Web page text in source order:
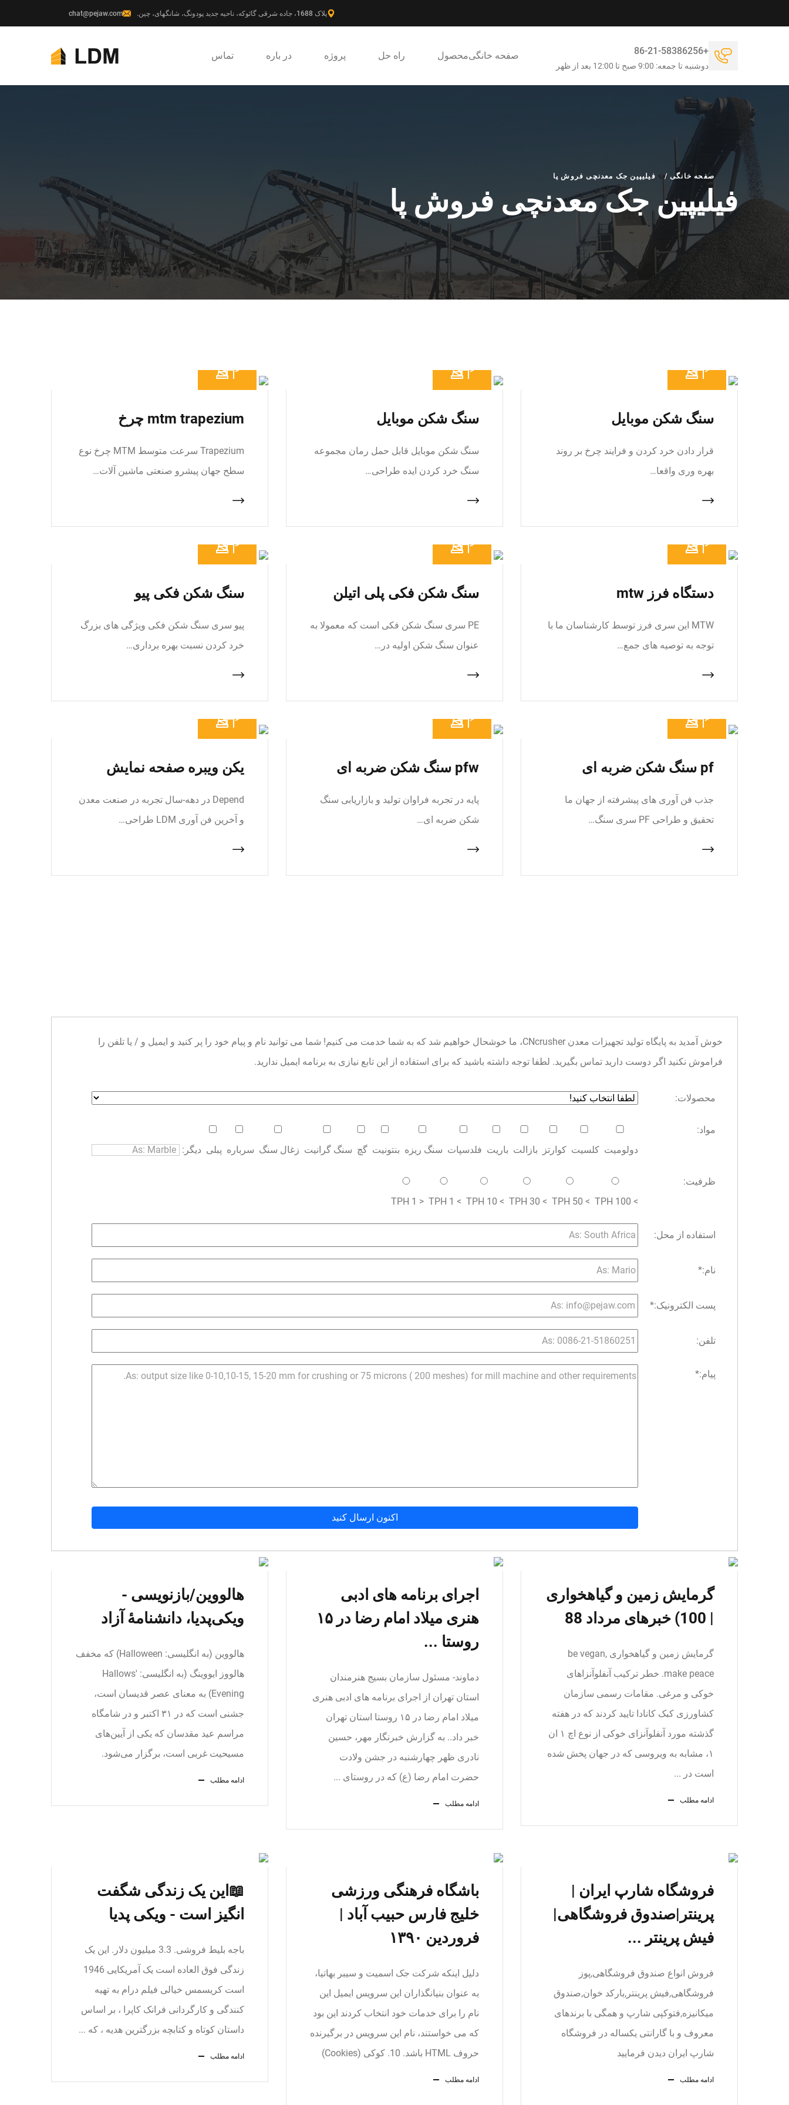
پلاک 1688، جاده شرقی گائوکه، ناحیه جدید پودونگ، شانگهای، چین. chat@pejaw.com
صفحه خانگیمحصول راه حل پروژه در باره تماس +86-21-58386256
دوشنبه تا جمعه: 9:00 صبح تا 12:00 بعد از ظهر
صفحه خانگی / فیلیپین جک معدنچی فروش پا
فیلیپین جک معدنچی فروش پا
سنگ شکن موبایل
قرار دادن خرد کردن و فرایند چرخ بر روند
بهره وری واقعا…
سنگ شکن موبایل
سنگ شکن موبایل قابل حمل رمان مجموعه
سنگ خرد کردن ایده طراحی…
mtm trapezium چرخ
Trapezium سرعت متوسط MTM چرخ نوع
سطح جهان پیشرو صنعتی ماشین آلات…
دستگاه فرز mtw
MTW این سری فرز توسط کارشناسان ما با
توجه به توصیه های جمع…
سنگ شکن فکی پلی اتیلن
PE سری سنگ شکن فکی است که معمولا به
عنوان سنگ شکن اولیه در…
سنگ شکن فکی پیو
پیو سری سنگ شکن فکی ویژگی های بزرگ
خرد کردن نسبت بهره برداری…
pf سنگ شکن ضربه ای
جذب فن آوری های پیشرفته از جهان ما
تحقیق و طراحی PF سری سنگ…
pfw سنگ شکن ضربه ای
پایه در تجربه فراوان تولید و بازاریابی سنگ
شکن ضربه ای…
یکن ویبره صفحه نمایش
Depend در دهه-سال تجربه در صنعت معدن
و آخرین فن آوری LDM طراحی…
خوش آمدید به پایگاه تولید تجهیزات معدن CNcrusher، ما خوشحال خواهیم شد که به شما خدمت می کنیم! شما می توانید نام و پیام خود را پر کنید و ایمیل و / یا تلفن را
فراموش نکنید اگر دوست دارید تماس بگیرید. لطفا توجه داشته باشید که برای استفاده از این تابع نیازی به برنامه ایمیل ندارید.
محصولات:
مواد:
دولومیت کلسیت کوارتز بازالت باریت فلدسپات سنگ ریزه بنتونیت گچ سنگ گرانیت زغال سنگ سرباره پبلی دیگر:
ظرفیت:
> 100 TPH
> 50 TPH
> 30 TPH
> 10 TPH
> 1 TPH
< 1 TPH
استفاده از محل:
نام:*
پست الکترونیک:*
تلفن:
پیام:*
گرمایش زمین و گیاهخواری
| 100) خبرهای مرداد 88
گرمایش زمین و گیاهخواری be vegan,
make peace. خطر ترکیب آنفلوآنزاهای
خوکی و مرغی. مقامات رسمی سازمان
کشاورزی کبک کانادا تایید کردند که در هفته
گذشته مورد آنفلوآنزای خوکی از نوع اچ ۱ ان
۱، مشابه به ویروسی که در جهان پخش شده
است در ...
ادامه مطلب
اجرای برنامه های ادبی
هنری میلاد امام رضا در ۱۵
روستا ...
دماوند- مسئول سازمان بسیج هنرمندان
استان تهران از اجرای برنامه های ادبی هنری
میلاد امام رضا در ۱۵ روستا استان تهران
خبر داد.. به گزارش خبرنگار مهر، حسین
نادری ظهر چهارشنبه در جشن ولادت
حضرت امام رضا (ع) که در روستای ...
ادامه مطلب
هالووین/بازنویسی -
ویکی‌پدیا، دانشنامهٔ آزاد
هالووین (به انگلیسی: Halloween) که مخفف
هالووز ایووینگ (به انگلیسی: Hallows'
Evening) به معنای عصر قدیسان است،
جشنی است که در ۳۱ اکتبر و در شامگاه
مراسم عید مقدسان که یکی از آیین‌های
مسیحیت غربی است، برگزار می‌شود.
ادامه مطلب
فروشگاه شارپ ایران |
پرینتر|صندوق فروشگاهی|
فیش پرینتر ...
فروش انواع صندوق فروشگاهی,پوز
فروشگاهی,فیش پرینتر,بارکد خوان,صندوق
میکانیزه,فتوکپی شارپ و همگی با برندهای
معروف و با گارانتی یکساله در فروشگاه
شارپ ایران دیدن فرمایید
ادامه مطلب
باشگاه فرهنگی ورزشی
خلیج فارس حبيب آباد |
فروردین ۱۳۹۰
دلیل اینکه شرکت جک اسمیت و سیبر بهاتیا،
به عنوان بنیانگذاران این سرویس ایمیل این
نام را برای خدمات خود انتخاب کردند این بود
که می خواستند، نام این سرویس در برگیرنده
حروف HTML باشد. 10. کوکی (Cookies)
ادامه مطلب
📖این یک زندگی شگفت
انگیز است - ویکی پدیا
باجه بلیط فروشی. 3.3 میلیون دلار. این یک
زندگی فوق العاده است یک آمریکایی 1946
است کریسمس خیالی فیلم درام به تهیه
کنندگی و کارگردانی فرانک کاپرا ، بر اساس
داستان کوتاه و کتابچه بزرگترین هدیه ، که ...
ادامه مطلب